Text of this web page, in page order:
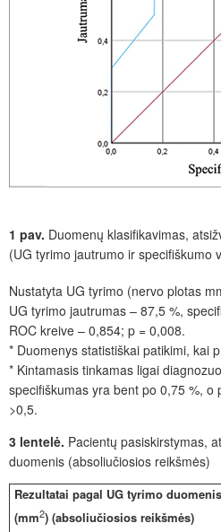
1 pav. Duomenų klasifikavimas,
(UG tyrimo jautrumo ir specifiškumo
Nustatyta UG tyrimo (nervo plotas
UG tyrimo jautrumas – 87,5 %,
ROC kreive – 0,854; p = 0,008.
* Duomenys statistiškai patikimi, kai
* Kintamasis tinkamas ligai
specifiškumas yra bent po 0,75 %, o
>0,5.
3 lentelė. Pacientų pasiskirstymas,
duomenis (absoliučiosios reikšmės)
Rezultatai pagal UG tyrimo duomenis
(mm2) (absoliučiosios reikšmės)